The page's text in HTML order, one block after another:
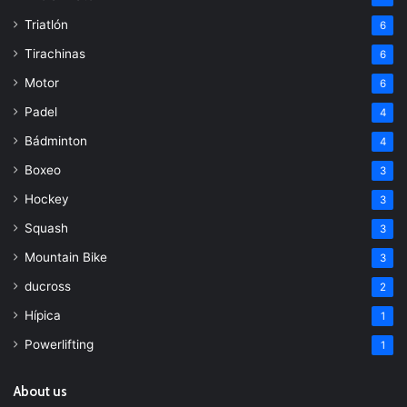
Triatlón 6
Tirachinas 6
Motor 6
Padel 4
Bádminton 4
Boxeo 3
Hockey 3
Squash 3
Mountain Bike 3
ducross 2
Hípica 1
Powerlifting 1
About us